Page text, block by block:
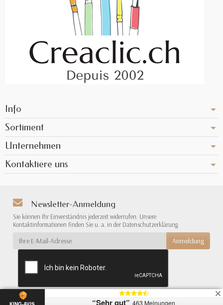
Info
Sortiment
Unternehmen
Kontaktiere uns
Newsletter-Anmeldung
Sie können Ihr Einverständnis jederzeit widerrufen. Unsere
Kontaktinformationen finden Sie u. a. in der Datenschutzerklärung.
“Sehr gut” 463 Meinungen